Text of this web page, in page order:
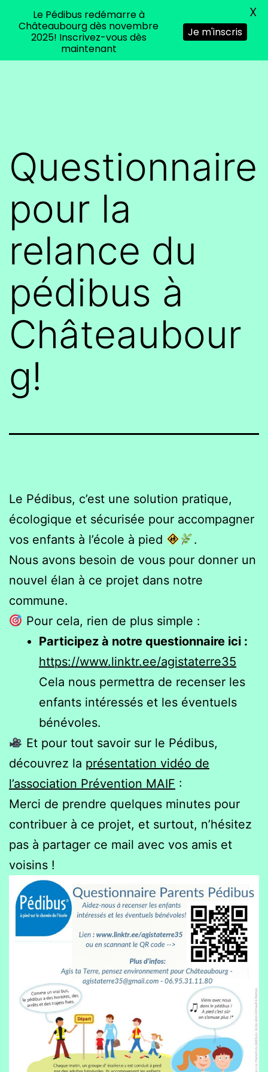
environnement
pour
Chateaubourg
Menu
Questionnaire
pour la
relance du
pédibus à
Châteaubour
g!
Le Pédibus, c’est une solution pratique,
écologique et sécurisée pour accompagner
vos enfants à l’école à pied
.
Nous avons besoin de vous pour donner un
nouvel élan à ce projet dans notre
commune.
Pour cela, rien de plus simple :
Participez à notre questionnaire ici :
https://www.linktr.ee/agistaterre35
Cela nous permettra de recenser les
enfants intéressés et les éventuels
bénévoles.
Et pour tout savoir sur le Pédibus,
découvrez la présentation vidéo de
l’association Prévention MAIF :
Merci de prendre quelques minutes pour
contribuer à ce projet, et surtout, n’hésitez
pas à partager ce mail avec vos amis et
voisins !
Le Pédibus redémarre à
Châteaubourg dès novembre
2025! Inscrivez-vous dès
maintenant
Je m'inscris
X